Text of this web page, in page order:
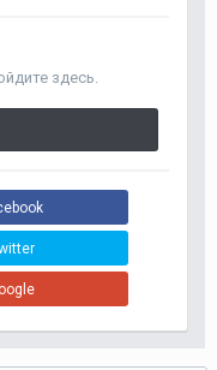
здесь.